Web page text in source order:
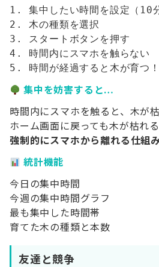
1. 集中したい時間を設定（10
2. 木の種類を選択
3. スタートボタンを押す
4. 時間内にスマホを触らない
集中を妨害すると…
時間内にスマホを触ると、木が
ホーム画面に戻っても木が枯れる
強制的にスマホから離れる仕組
統計機能
今日の集中時間
今週の集中時間グラフ
最も集中した時間帯
育てた木の種類と本数
友達と競争